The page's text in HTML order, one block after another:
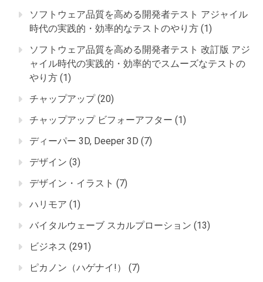
ソフトウェア品質を高める開発者テスト アジャイル
時代の実践的・効率的なテストのやり方 (1)
ソフトウェア品質を高める開発者テスト 改訂版 アジ
ャイル時代の実践的・効率的でスムーズなテストの
やり方 (1)
チャップアップ(20)
チャップアップ ビフォーアフター (1)
ディーパー 3D, Deeper 3D (7)
デザイン (3)
デザイン・イラスト (7)
ハリモア (1)
バイタルウェーブ スカルプローション (13)
ビジネス (291)
ピカノン（ハゲナイ!）
(7)